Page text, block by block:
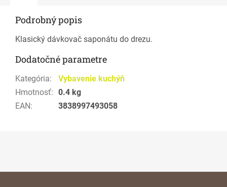
Podrobný popis
Klasický dávkovač saponátu do drezu.
Dodatočné parametre
Kategória:
Vybavenie kuchýň
Hmotnosť: 0.4 kg
EAN: 3838997493058